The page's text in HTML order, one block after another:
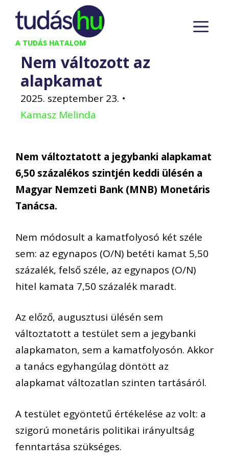
Kilépés
tartalomba
A TUDÁS HATALOM
Nem változott az
alapkamat
2025. szeptember 23. •
Kamasz Melinda
Nem változtatott a jegybanki alapkamat
6,50 százalékos szintjén keddi ülésén a
Magyar Nemzeti Bank (MNB) Monetáris
Tanácsa.
Nem módosult a kamatfolyosó két széle
sem: az egynapos (O/N) betéti kamat 5,50
százalék, felső széle, az egynapos (O/N)
hitel kamata 7,50 százalék maradt.
Az előző, augusztusi ülésén sem
változtatott a testület sem a jegybanki
alapkamaton, sem a kamatfolyosón. Akkor
a tanács egyhangúlag döntött az
alapkamat változatlan szinten tartásáról.
A testület egyöntetű értékelése az volt: a
szigorú monetáris politikai irányultság
fenntartása szükséges.